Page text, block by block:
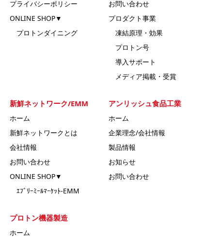
プライバシーポリシー
ONLINE SHOP▼
プロトンダイニング
お問い合わせ
プロダクト事業
凍結原理・効果
プロトン号
導入サポート
メディア掲載・受賞
新鮮ネットワーク/EMM
ホーム
新鮮ネットワークとは
会社情報
お問い合わせ
ONLINE SHOP▼
ｴﾌﾞﾘｰﾐｰﾙﾏｰｹｯﾄ-EMM
アンリッシュ食品工業
ホーム
企業理念/会社情報
製品情報
お知らせ
お問い合わせ
プロトン機器製造
ホーム